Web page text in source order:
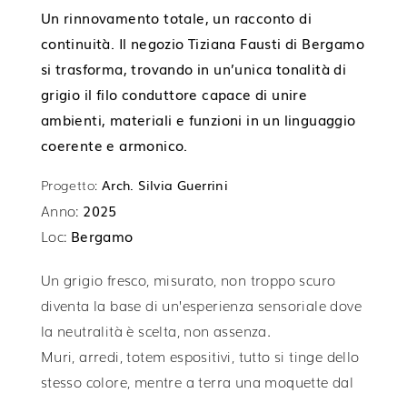
Un rinnovamento totale, un racconto di
continuità. Il negozio Tiziana Fausti di Bergamo
si trasforma, trovando in un’unica tonalità di
grigio il filo conduttore capace di unire
ambienti, materiali e funzioni in un linguaggio
coerente e armonico.
Progetto: Arch. Silvia Guerrini
Anno: 2025
Loc: Bergamo
Un grigio fresco, misurato, non troppo scuro
diventa la base di un’esperienza sensoriale dove
la neutralità è scelta, non assenza.
Muri, arredi, totem espositivi, tutto si tinge dello
stesso colore, mentre a terra una moquette dal